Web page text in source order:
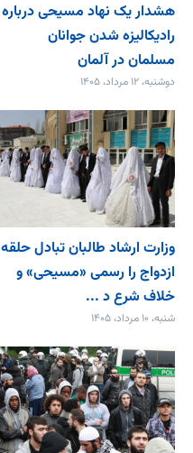
هشدار یک نهاد مسیحی درباره
رادیکالیزه شدن جوانان
مسلمان در آلمان
دوشنبه، ۱۲ مرداد، ۱۴۰۵
وزارت ارشاد طالبان تبادل حلقه
ازدواج را رسمی «مسیحی» و
خلاف شرع د ...
شنبه، ۱۰ مرداد، ۱۴۰۵